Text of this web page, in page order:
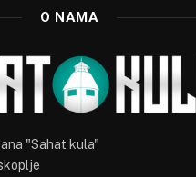
O NAMA
"Sahat kula"